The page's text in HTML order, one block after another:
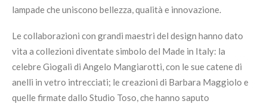
lampade che uniscono bellezza, qualità e innovazione.
Le collaborazioni con grandi maestri del design hanno dato
vita a collezioni diventate simbolo del Made in Italy: la
celebre Giogali di Angelo Mangiarotti, con le sue catene di
anelli in vetro intrecciati; le creazioni di Barbara Maggiolo e
quelle firmate dallo Studio Toso, che hanno saputo